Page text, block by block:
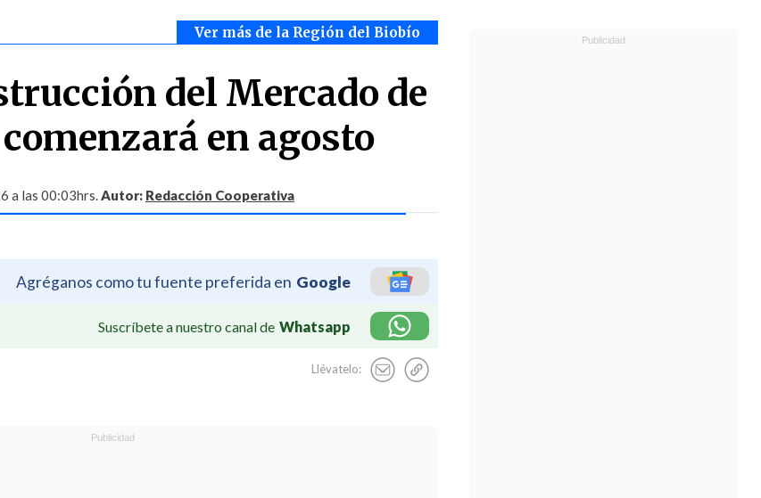
Ver más de la Región del Biobío
del Mercado de
en agosto
a las 00:03hrs.Autor: Redacción Cooperativa
Agréganos como tu fuente preferida en Google
Suscríbete a nuestro canal de Whatsapp
Llévatelo: